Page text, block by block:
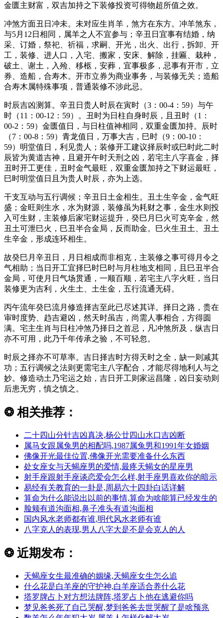
金匮主财富，双吉加持之下装修投资可得物超所值之效。
冲煞方面丑日冲未。未对应生肖羊，煞方在东方。冲羊煞东，
与5月12日相同，属羊之人不宜参与；辛丑日宜事有结婚，纳
采、订婚，祭祀、祈福，求嗣、开光，出火、出行，拆卸、开
工，装修、进人口，入宅、搬家，安床、解除，挂匾、栽种，
破土、谢土，入殓、移柩，安葬，宜事极多，忌事有开市，立
券、造船，合寿木。开市立券为商业事务，与装修无关；造船
合寿木属特殊事项，普通装修不涉此忌。
时辰吉凶测算。辛丑日贵人时辰在寅时（3：00-4：59）与午
时（11：00-12：59）。丑时为日柱自身时辰，且丑时（1：
00-2：59）金匮值日，与日柱值神相同，双重金匮加持。辰时
（7：00-8：59）青龙值日，万事大吉，巳时（9：00-10：
59）明堂值日，利见贵人；装修开工建议择辰时或巳时此二时
辰皆为黄道吉神，且避开午时天刑之凶，若宅主八字喜金，择
丑时开工更佳，丑时金气最旺，双重金匮加持之下财运最旺，
巳时明堂值日且为贵人时辰，亦为上选。
干支互动与五行调候；辛丑日土金相生。丑土生辛金，金气旺
盛；金旺则生水，水为财源，装修虽为耗财之事，金生水则投
入可生财，主装修后家宅财运提升，癸巳月巳火可克辛金，然
丑土可泄巳火，巳丑半合金局，反而助金。巳火生丑土、丑土
生辛金，形成连环相生。
故癸巳月辛丑日，月日相成而非相克，主装修之事可得月令之
气相助；当日开工宜择巳时巳时与月柱地支相同，且巳丑半合
金局，可使月日气场贯通，一顺百顺，若宅主八字火旺，当日
装修更为吉利，火生土、土生金，五行流通无碍。
丙午流年癸巳流月修造择吉至此已尽述其详。择日之路，贵在
审时度势、趋吉避凶，然天时虽吉，尚需人事相合，方得圆
满。宅主生肖与日柱冲煞乃择日之首忌，凡冲煞所及，纵吉日
亦不可用，此乃千年传承之验，不可轻忽。
时辰之择亦不可草率。吉日择吉时方得天时之全，缺一则减其
功；五行调候之法则更需宅主八字配合，才能尽得地利人与之
妙。修造动土乃宅运之始，吉日开工则家运昌隆，凶日妄动则
后患无穷，慎之慎之。
❂ 相关推荐：
二十四山分针吉凶真决,杨公廿四山水口吉凶断
属马女跟属兔男的相配吗,1987属兔男和1991年女婚姻
佛像开光最佳位置,佛像开光需要准备什么东西
处女座女与天蝎座男的爱情,最疼天蝎女的星座男
射手座跟射手座谈恋爱会怎么样,射手座男喜欢你的暗示
易经有关教育的一卦是,周易六十四卦白话详解
算命为什么能说出以前的事情,算命为啥能算已经发生的
脸颊有道沟面相,鼻子准头有道沟面相
国内风水老师都有谁,明代风水老师有谁
八字克人的表现,男人八字大是不是会克人的人
❂ 近期发布：
天蝎座女生最准确的姻缘,天蝎座女生怎么追
什么花是白羊座的守护神,白羊座适合养什么花
塔罗牌占卜对方想法牌阵,塔罗占卜他在逃避你吗
梦见爸爸死了自己哭醒,梦到爸爸去世哭醒了是啥预兆